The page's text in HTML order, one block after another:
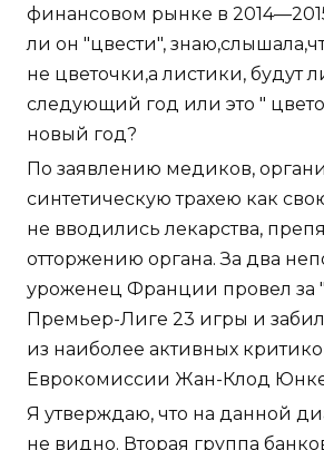
финансовом рынке в
ли он "цвести",
не цветочки,а листики, будут
следующий год или это "
новый год?
По заявлению медиков,
синтетическую трахею как
не вводились лекарства,
отторжению органа. За два
уроженец Франции провел за
Премьер-Лиге 23 игры и
из наиболее активных
Еврокомиссии Жан-Клод
Я утверждаю, что на данной
не видно. Вторая группа